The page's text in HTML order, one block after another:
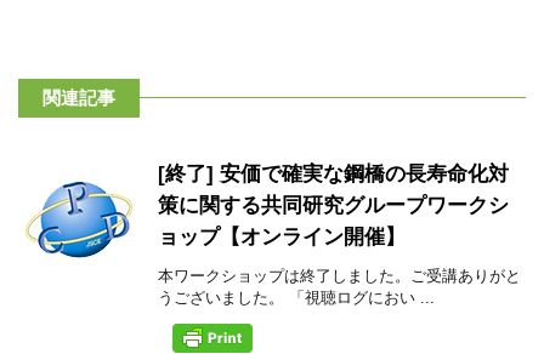
関連記事
[終了] 安価で確実な鋼橋の長寿命化対
策に関する共同研究グループワークシ
ョップ【オンライン開催】
本ワークショップは終了しました。ご受講ありがと
うございました。 「視聴ログにおい ...